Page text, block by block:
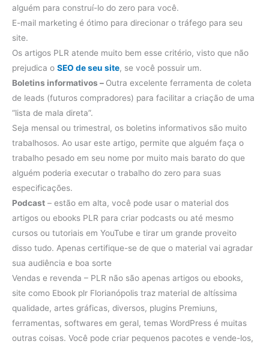
alguém para construí-lo do zero para você.
E-mail marketing é ótimo para direcionar o tráfego para seu
site.
Os artigos PLR atende muito bem esse critério, visto que não
prejudica o SEO de seu site, se você possuir um.
Boletins informativos – Outra excelente ferramenta de coleta
de leads (futuros compradores) para facilitar a criação de uma
“lista de mala direta”.
Seja mensal ou trimestral, os boletins informativos são muito
trabalhosos. Ao usar este artigo, permite que alguém faça o
trabalho pesado em seu nome por muito mais barato do que
alguém poderia executar o trabalho do zero para suas
especificações.
Podcast – estão em alta, você pode usar o material dos
artigos ou ebooks PLR para criar podcasts ou até mesmo
cursos ou tutoriais em YouTube e tirar um grande proveito
disso tudo. Apenas certifique-se de que o material vai agradar
sua audiência e boa sorte
Vendas e revenda – PLR não são apenas artigos ou ebooks,
site como Ebook plr Florianópolis traz material de altíssima
qualidade, artes gráficas, diversos, plugins Premiuns,
ferramentas, softwares em geral, temas WordPress é muitas
outras coisas. Você pode criar pequenos pacotes e vende-los,